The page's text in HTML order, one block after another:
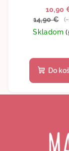
10,90
14,90 €
Skladom
Do